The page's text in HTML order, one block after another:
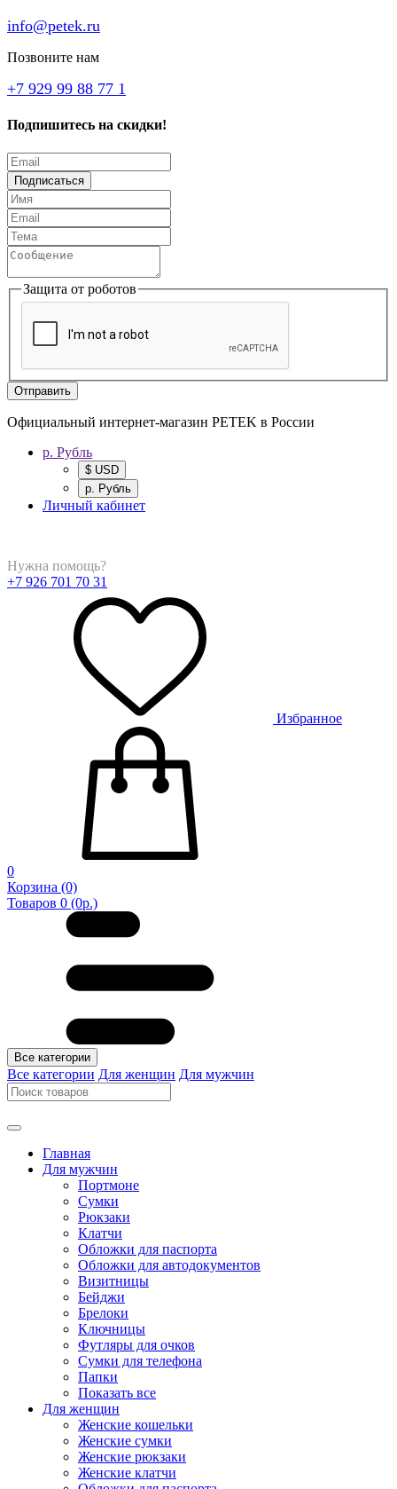
info@petek.ru
Позвоните нам
+7 929 99 88 77 1
Подпишитесь на скидки!
Подписаться
Защита от роботов
Отправить
Официальный интернет-магазин PETEK в России
р. Рубль
$ USD
р. Рубль
Личный кабинет
Нужна помощь?
+7 926 701 70 31
Избранное
0
Корзина (0)
Товаров 0 (0р.)
Все категории
Все категории Для женщин Для мужчин
Главная
Для мужчин
Портмоне
Сумки
Рюкзаки
Клатчи
Обложки для паспорта
Обложки для автодокументов
Визитницы
Бейджи
Брелоки
Ключницы
Футляры для очков
Сумки для телефона
Папки
Показать все
Для женщин
Женские кошельки
Женские сумки
Женские рюкзаки
Женские клатчи